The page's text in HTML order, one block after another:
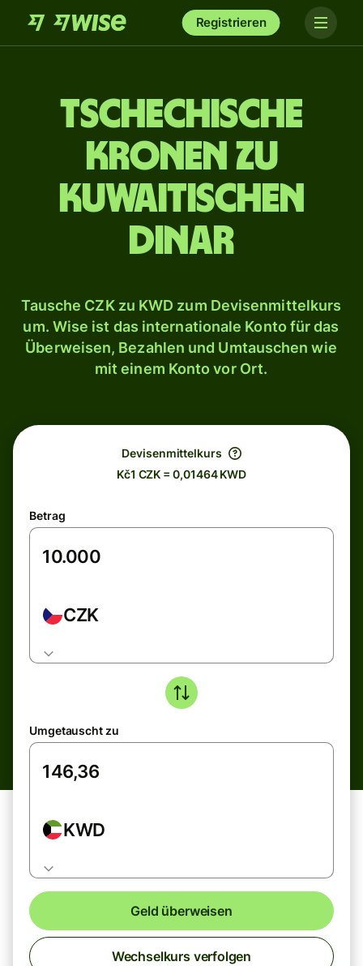
Registrieren
Tschechische
Kronen zu
kuwaitischen
Dinar
Tausche CZK zu KWD zum Devisenmittelkurs
um. Wise ist das internationale Konto für das
Überweisen, Bezahlen und Umtauschen wie
mit einem Konto vor Ort.
Devisenmittelkurs
Kč1 CZK = 0,01464 KWD
Betrag
CZK
Umgetauscht zu
KWD
Geld überweisen
Wechselkurs verfolgen